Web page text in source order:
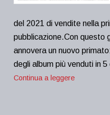
del 2021 di vendite nella
pubblicazione.Con questo
annovera un nuovo
degli album più venduti in
Continua a leggere